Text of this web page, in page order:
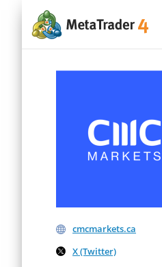
cmcmarkets.ca
X (Twitter)